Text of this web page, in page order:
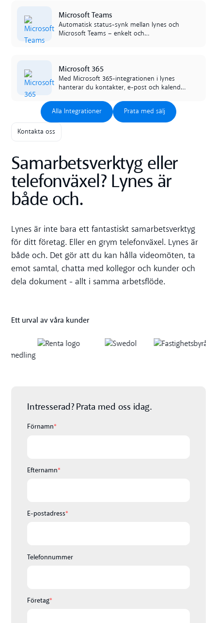
Microsoft Teams
Automatisk status-synk mellan lynes och
Microsoft Teams – enkelt och
Microsoft 365
Med Microsoft 365-integrationen i lynes
hanterar du kontakter, e-post och kalender
synkat för en mer effektiv arbetsdag.
Alla Integrationer
Alla Integrationer
Prata med sälj
Prata med sälj
Kontakta oss
Samarbetsverktyg eller
telefonväxel? Lynes är
både och.
Lynes är inte bara ett fantastiskt samarbetsverktyg
för ditt företag. Eller en grym telefonväxel. Lynes är
både och. Det gör att du kan hålla videomöten, ta
emot samtal, chatta med kollegor och kunder och
dela dokument - allt i samma arbetsflöde.
Ett urval av våra kunder
Intresserad? Prata med oss idag.
Förnamn*
Efternamn*
E-postadress*
Telefonnummer
Företag*